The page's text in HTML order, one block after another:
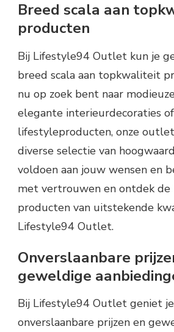
Breed scala aan
producten
Bij Lifestyle94 Outlet kun je
breed scala aan topkwaliteit
nu op zoek bent naar
elegante interieurdecoraties
lifestyleproducten, onze
diverse selectie van
voldoen aan jouw wensen en
met vertrouwen en ontdek de
producten van uitstekende
Lifestyle94 Outlet.
Onverslaanbare
geweldige
Bij Lifestyle94 Outlet geniet
onverslaanbare prijzen en